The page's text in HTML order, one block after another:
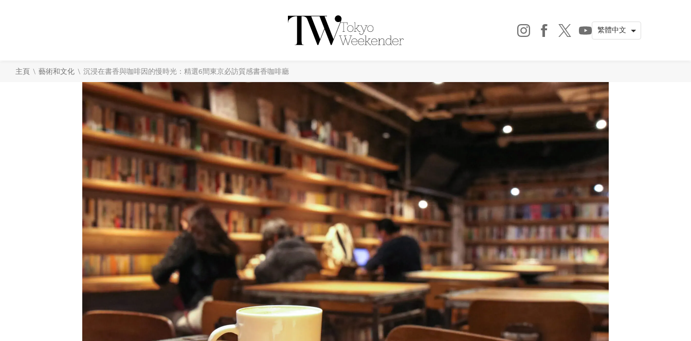
主頁 \ 藝術和文化 \ 沉浸在書香與咖啡因的慢時光：精選6間東京必訪質感書香咖啡廳